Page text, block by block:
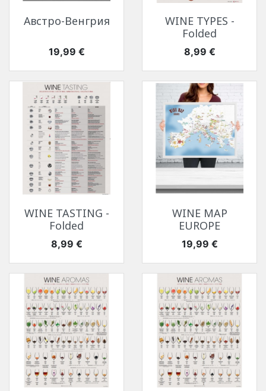
Австро-Венгрия
Цена
19,99 €
WINE TYPES -
Folded
Цена
8,99 €
WINE TASTING -
Folded
Цена
8,99 €
WINE MAP
EUROPE
Цена
19,99 €